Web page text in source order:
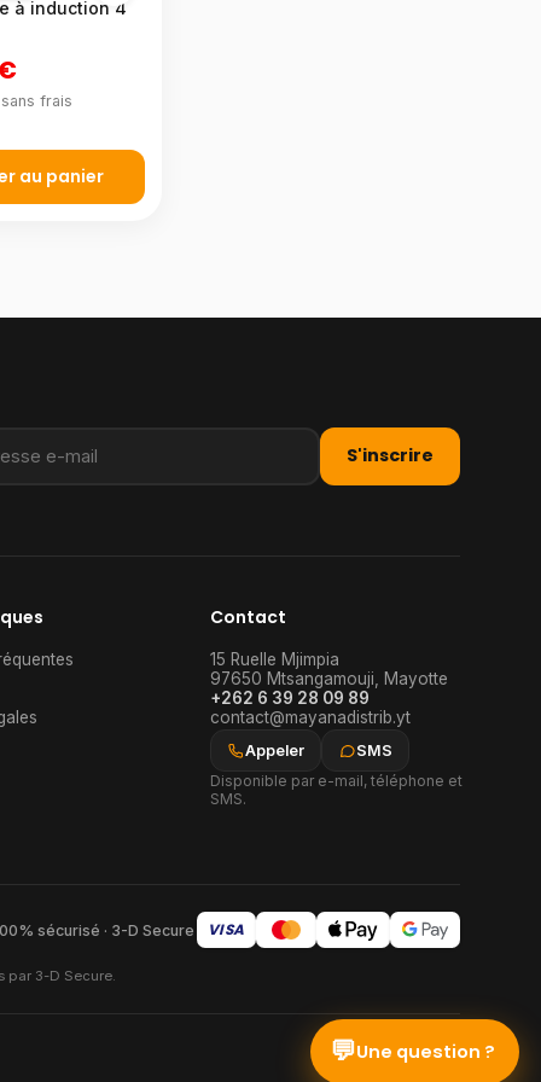
à induction 4
frais
au panier
S'inscrire
Contact
15 Ruelle Mjimpia
97650 Mtsangamouji, Mayotte
+262 6 39 28 09 89
contact@mayanadistrib.yt
Appeler
SMS
Disponible par e-mail, téléphone et
SMS.
sécurisé · 3-D Secure VISA
par 3-D Secure.
💬Une question ?